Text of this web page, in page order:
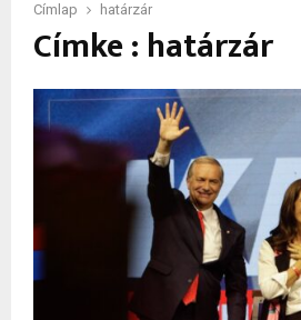
Címlap határzár
Címke : határzár